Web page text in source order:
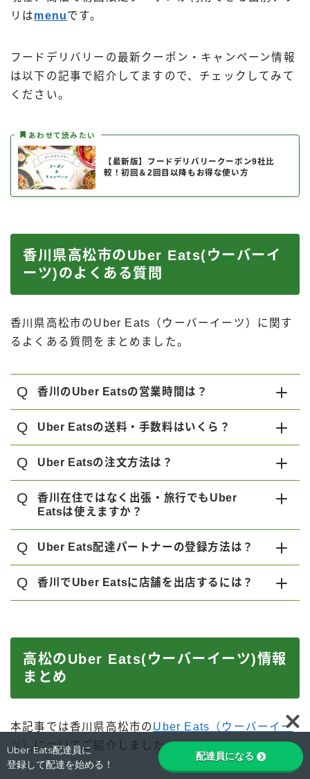
リはmenuです。
フードデリバリーの最新クーポン・キャンペーン情報
は以下の記事で紹介してますので、チェックしてみて
ください。
あわせて読みたい
【最新版】フードデリバリークーポン9社比
較！初回＆2回目以降もお得な使い方
香川県高松市のUber Eats(ウーバーイ
ーツ)のよくある質問
香川県高松市のUber Eats（ウーバーイーツ）に関す
るよくある質問をまとめました。
Q 香川のUber Eatsの営業時間は？
Q Uber Eatsの送料・手数料はいくら？
Q Uber Eatsの注文方法は？
Q
香川在住ではなく出張・旅行でもUber
Eatsは使えますか？
Q Uber Eats配達パートナーの登録方法は？
Q 香川でUber Eatsに店舗を出店するには？
高松のUber Eats(ウーバーイーツ)情報
まとめ
本記事では香川県高松市の Uber Eats（ウーバーイー
ツ）についてご紹介しました。
Uber Eats配達員に
登録して配達を始める！
配達員になる